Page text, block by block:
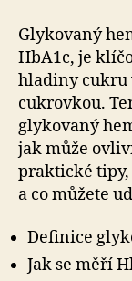
Glykovaný
HbA1c, je
hladiny cukru
cukrovkou.
glykovaný
jak může
praktické tipy,
a co můžete
Definice
Jak se měří